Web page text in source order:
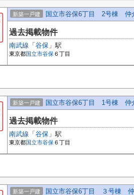
新築一戸建 国立市谷保6丁目 2号棟 仲
過去掲載物件
南武線 「 谷保 」駅
東京都国立市谷保６丁目
新築一戸建 国立市谷保6丁目 1号棟 仲
過去掲載物件
南武線 「 谷保 」駅
東京都国立市谷保６丁目
新築一戸建 国立市谷保6丁目 ３号棟 仲